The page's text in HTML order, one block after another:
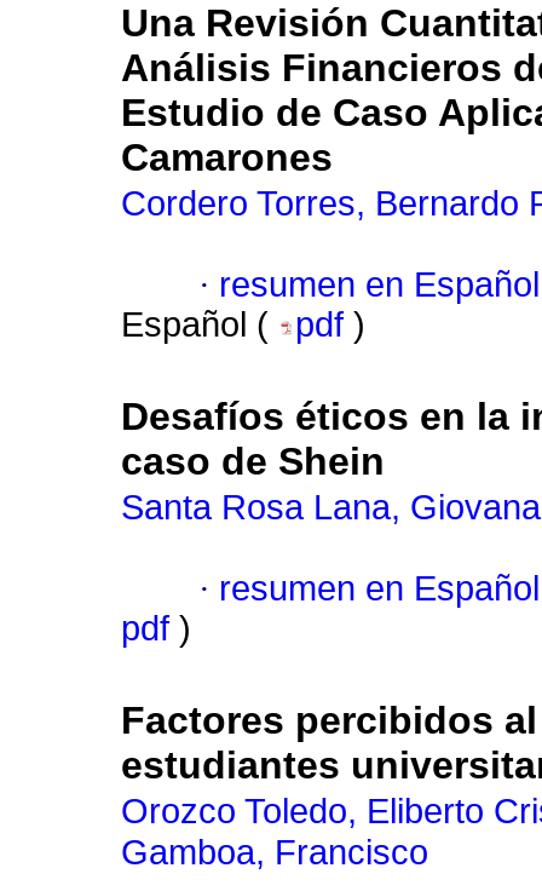
Una Revisión
Análisis Financieros
Estudio de Caso
Camarones
Cordero Torres, Bernardo
· resumen en Español
Español (
pdf )
Desafíos éticos en la
caso de Shein
Santa Rosa Lana, Giovana
· resumen en Español
pdf )
Factores percibidos
estudiantes
Orozco Toledo, Eliberto
Gamboa, Francisco